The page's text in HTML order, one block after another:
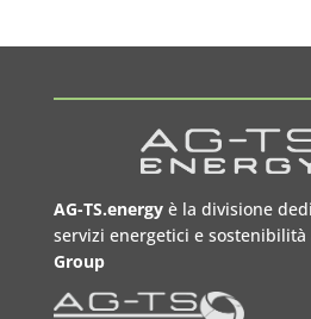
AG-TS.energyè la divisione
servizi energetici e
Group